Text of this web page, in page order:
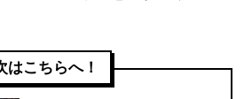
はこちらへ！